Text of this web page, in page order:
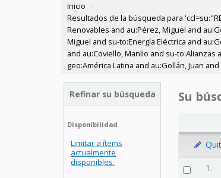
Inicio ›
Resultados de la búsqueda para
Renovables and au:Pérez, Miguel and
Miguel and su-to:Energía Eléctrica and
and au:Coviello, Manlio and su-to:Alianzas
geo:América Latina and au:Gollán, Juan
Refinar su búsqueda
Disponibilidad
Limitar a ítems
actualmente
disponibles.
Su
1.